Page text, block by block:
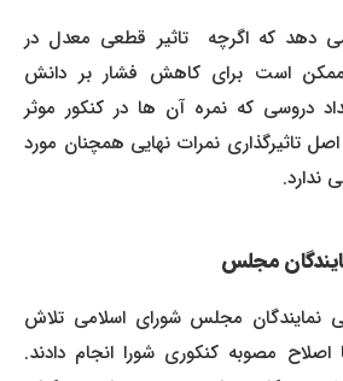
دهد که اگرچه تاثیر قطعی معدل در
است برای کاهش فشار بر دانش
دروسی که نمره آن ها در کنکور موثر
تاثیرگذاری نمرات نهایی همچنان مورد
مجلس
مجلس شورای اسلامی تلاش
مصوبه کنکوری شورا انجام دادند.